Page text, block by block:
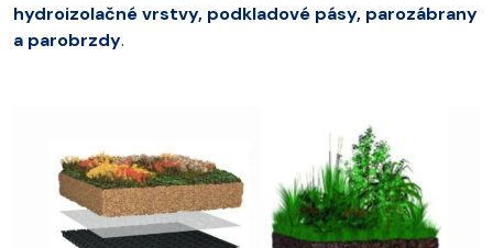
hydroizolačné vrstvy, podkladové pásy, parozábrany
a parobrzdy.